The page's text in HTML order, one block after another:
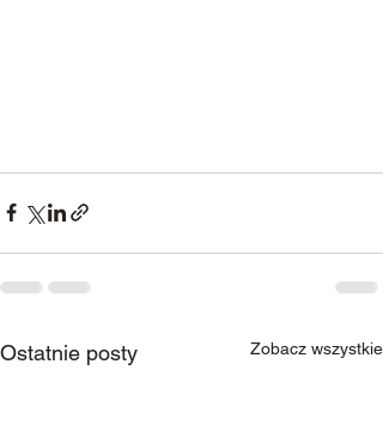
Ostatnie posty Zobacz wszystkie